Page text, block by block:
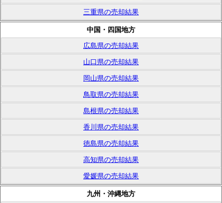
三重県の売却結果
中国・四国地方
広島県の売却結果
山口県の売却結果
岡山県の売却結果
鳥取県の売却結果
島根県の売却結果
香川県の売却結果
徳島県の売却結果
高知県の売却結果
愛媛県の売却結果
九州・沖縄地方